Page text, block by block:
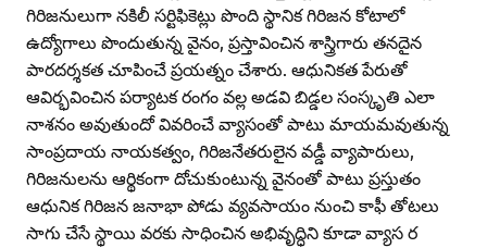
గిరిజనులుగా నకిలీ సర్టిఫికెట్లు పొంది స్థానిక గిరిజన కోటాలో
ఉద్యోగాలు పొందుతున్న వైనం, ప్రస్తావించిన శాస్త్రిగారు తనదైన
పారదర్శకత చూపించే ప్రయత్నం చేశారు. ఆధునికత పేరుతో
ఆవిర్భవించిన పర్యాటక రంగం వల్ల అడవి బిడ్డల సంస్కృతి ఎలా
నాశనం అవుతుందో వివరించే వ్యాసంతో పాటు మాయమవుతున్న
సాంప్రదాయ నాయకత్వం, గిరిజనేతరులైన వడ్డీ వ్యాపారులు,
గిరిజనులను ఆర్థికంగా దోచుకుంటున్న వైనంతో పాటు ప్రస్తుతం
ఆధునిక గిరిజన జనాభా పోడు వ్యవసాయం నుంచి కాఫీ తోటలు
సాగు చేసే స్థాయి వరకు సాధించిన అభివృద్ధిని కూడా వ్యాస ర